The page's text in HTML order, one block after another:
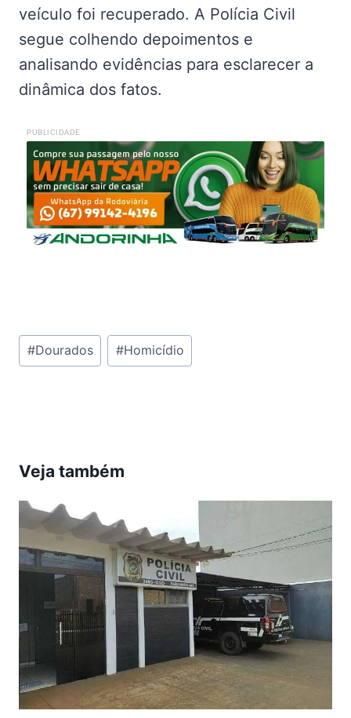
veículo foi recuperado. A Polícia Civil
segue colhendo depoimentos e
analisando evidências para esclarecer a
dinâmica dos fatos.
PUBLICIDADE
Tags
do
#Dourados #Homicídio
Veja também